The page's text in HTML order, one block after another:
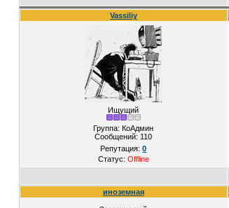
Vassiliy
Ищущий
Группа: КоАдмин
Сообщений: 110
Репутация:0
Статус: Offline
иноземная